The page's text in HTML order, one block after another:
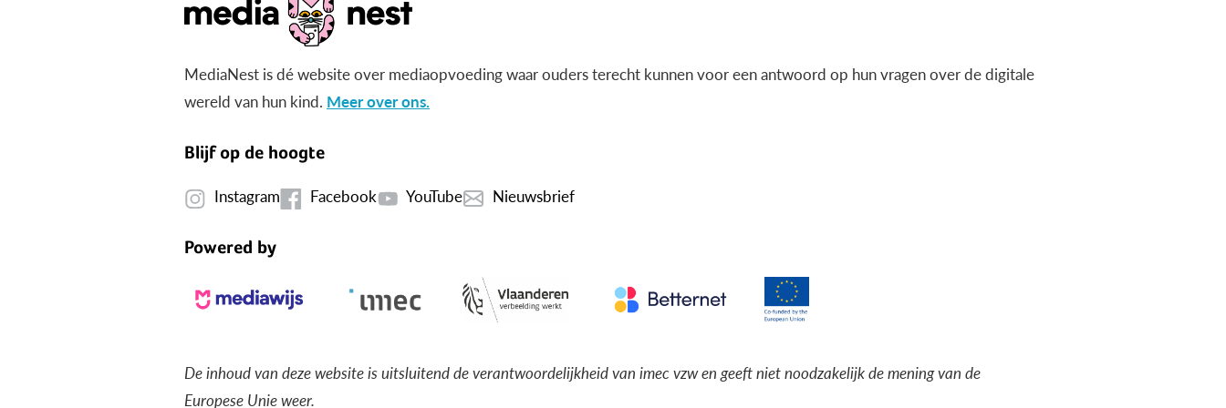
MediaNest is dé website over mediaopvoeding waar ouders terecht kunnen voor een antwoord op hun vragen over de digitale
wereld van hun kind. Meer over ons.
Blijf op de hoogte
Instagram Facebook YouTube Nieuwsbrief
Powered by
De inhoud van deze website is uitsluitend de verantwoordelijkheid van imec vzw en geeft niet noodzakelijk de mening van de
Europese Unie weer.